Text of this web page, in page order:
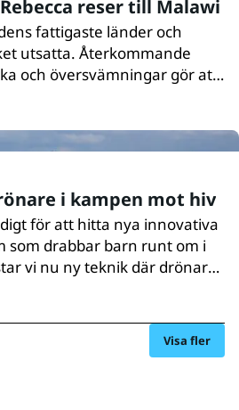
reser till Malawi
fattigaste länder och
utsatta. Återkommande
och översvämningar gör att
med mat. Inför
Världsföräldern Rebecca
Malawi och träffade Maria
i kampen mot hiv
för att hitta nya innovativa
som drabbar barn runt om i
vi nu ny teknik där drönare
mot hiv.
Visa fler